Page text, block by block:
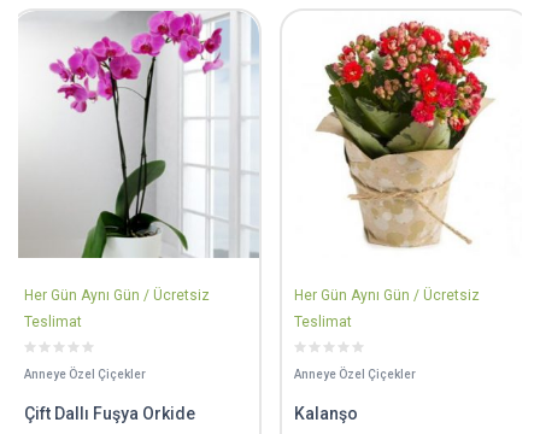
Her Gün Aynı Gün / Ücretsiz
Teslimat
Anneye Özel Çiçekler
Çift Dallı Fuşya Orkide
Her Gün Aynı Gün / Ücretsiz
Teslimat
Anneye Özel Çiçekler
Kalanşo